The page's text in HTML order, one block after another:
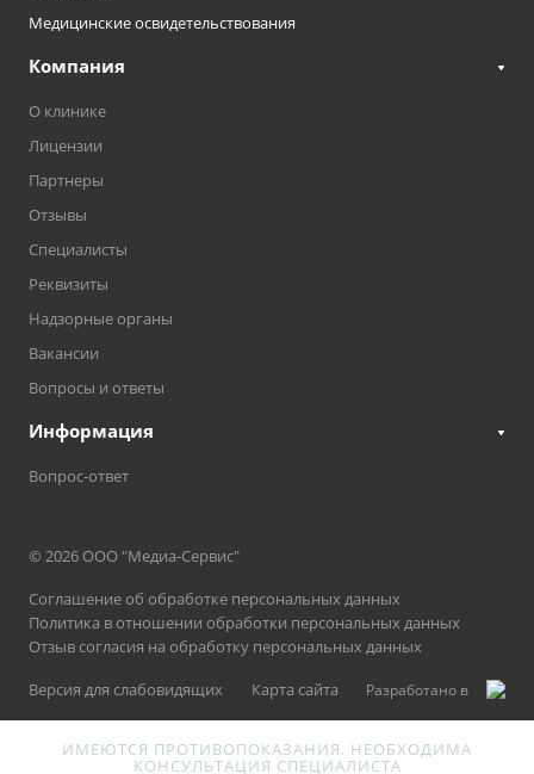
Медицинские освидетельствования
Компания
О клинике
Лицензии
Партнеры
Отзывы
Специалисты
Реквизиты
Надзорные органы
Вакансии
Вопросы и ответы
Информация
Вопрос-ответ
© 2026 ООО "Медиа-Сервис"
Соглашение об обработке персональных данных
Политика в отношении обработки персональных данных
Отзыв согласия на обработку персональных данных
Версия для слабовидящих
Карта сайта Разработано в
ИМЕЮТСЯ ПРОТИВОПОКАЗАНИЯ. НЕОБХОДИМА
КОНСУЛЬТАЦИЯ СПЕЦИАЛИСТА